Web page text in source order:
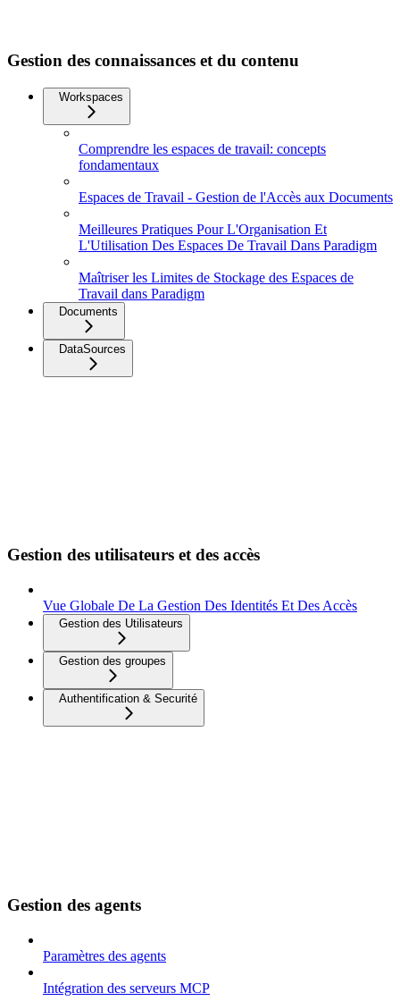
Gestion des connaissances et du contenu
Workspaces
Comprendre les espaces de travail: concepts
fondamentaux
Espaces de Travail - Gestion de l'Accès aux Documents
Meilleures Pratiques Pour L'Organisation Et
L'Utilisation Des Espaces De Travail Dans Paradigm
Maîtriser les Limites de Stockage des Espaces de
Travail dans Paradigm
Documents
DataSources
Gestion des utilisateurs et des accès
Vue Globale De La Gestion Des Identités Et Des Accès
Gestion des Utilisateurs
Gestion des groupes
Authentification & Securité
Gestion des agents
Paramètres des agents
Intégration des serveurs MCP